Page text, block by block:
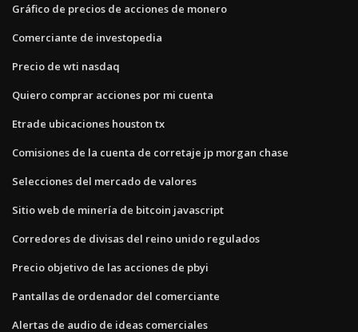
Gráfico de precios de acciones de monero
Comerciante de investopedia
Precio de wti nasdaq
Quiero comprar acciones por mi cuenta
Etrade ubicaciones houston tx
Comisiones de la cuenta de corretaje jp morgan chase
Selecciones del mercado de valores
Sitio web de minería de bitcoin javascript
Corredores de divisas del reino unido regulados
Precio objetivo de las acciones de pbyi
Pantallas de ordenador del comerciante
Alertas de audio de ideas comerciales